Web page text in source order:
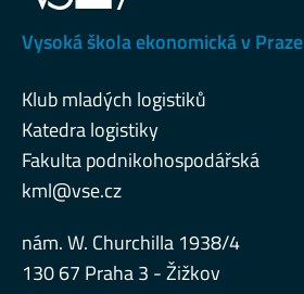
Vysoká škola ekonomická v Praze
Klub mladých logistiků
Katedra logistiky
Fakulta podnikohospodářská
kml@vse.cz
nám. W. Churchilla 1938/4
130 67 Praha 3 - Žižkov